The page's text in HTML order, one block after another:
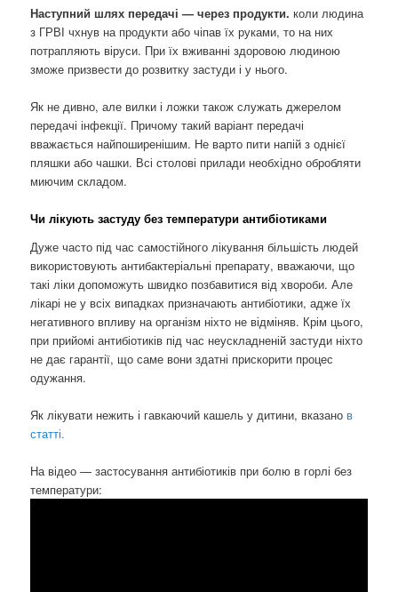
Наступний шлях передачі — через продукти.коли людина
з ГРВІ чхнув на продукти або чіпав їх руками, то на них
потрапляють віруси. При їх вживанні здоровою людиною
зможе призвести до розвитку застуди і у нього.
Як не дивно, але вилки і ложки також служать джерелом
передачі інфекції. Причому такий варіант передачі
вважається найпоширенішим. Не варто пити напій з однієї
пляшки або чашки. Всі столові прилади необхідно обробляти
миючим складом.
Чи лікують застуду без температури антибіотиками
Дуже часто під час самостійного лікування більшість людей
використовують антибактеріальні препарату, вважаючи, що
такі ліки допоможуть швидко позбавитися від хвороби. Але
лікарі не у всіх випадках призначають антибіотики, адже їх
негативного впливу на організм ніхто не відміняв. Крім цього,
при прийомі антибіотиків під час неускладненій застуди ніхто
не дає гарантії, що саме вони здатні прискорити процес
одужання.
Як лікувати нежить і гавкаючий кашель у дитини, вказано в
статті.
На відео — застосування антибіотиків при болю в горлі без
температури: